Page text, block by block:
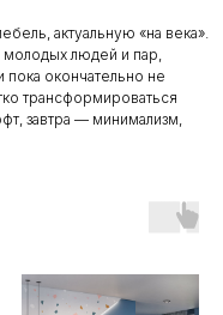
актуальную «на века».
молодых людей и пар,
окончательно не
трансформироваться
завтра — минимализм,